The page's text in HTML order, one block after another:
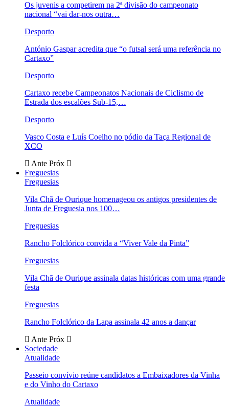
Os juvenis a competirem na 2ª divisão do campeonato
nacional “vai dar-nos outra…
Desporto
António Gaspar acredita que “o futsal será uma referência no
Cartaxo”
Desporto
Cartaxo recebe Campeonatos Nacionais de Ciclismo de
Estrada dos escalões Sub-15,…
Desporto
Vasco Costa e Luís Coelho no pódio da Taça Regional de
XCO
Ante Próx
Freguesias
Freguesias
Vila Chã de Ourique homenageou os antigos presidentes de
Junta de Freguesia nos 100…
Freguesias
Rancho Folclórico convida a “Viver Vale da Pinta”
Freguesias
Vila Chã de Ourique assinala datas históricas com uma grande
festa
Freguesias
Rancho Folclórico da Lapa assinala 42 anos a dançar
Ante Próx
Sociedade
Atualidade
Passeio convívio reúne candidatos a Embaixadores da Vinha
e do Vinho do Cartaxo
Atualidade